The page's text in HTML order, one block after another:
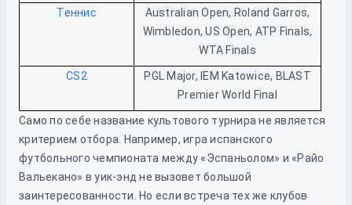
Теннис
Australian Open, Roland Garros,
Wimbledon, US Open, ATP Finals,
WTA Finals
CS2
PGL Major, IEM Katowice, BLAST
Premier World Final
Само по себе название культового турнира не является
критерием отбора. Например, игра испанского
футбольного чемпионата между «Эспаньолом» и «Райо
Вальекано» в уик-энд не вызовет большой
заинтересованности. Но если встреча тех же клубов